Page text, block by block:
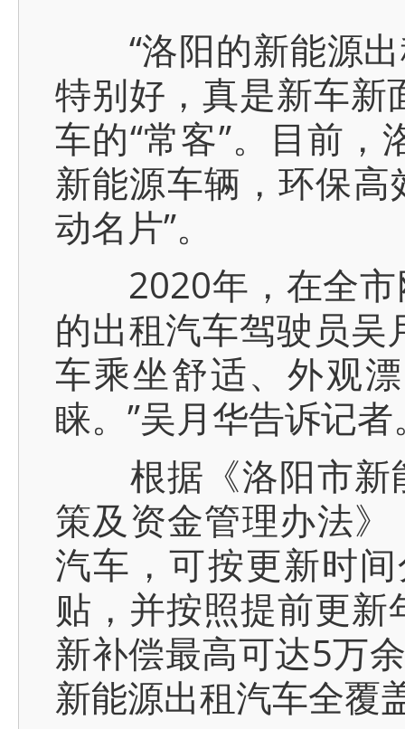
“洛阳的新能源出
特别好，真是新车新
车的“常客”。目前
新能源车辆，环保高
动名片”。
2020年，在全市
的出租汽车驾驶员吴
车乘坐舒适、外观
睐。”吴月华告诉记者
根据《洛阳市新
策及资金管理办法
汽车，可按更新时
贴，并按照提前更
新补偿最高可达5万
新能源出租汽车全覆